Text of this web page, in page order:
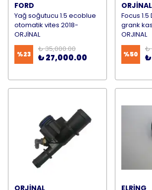
FORD
Yağ soğutucu 1.5 ecoblue
otomatik vites 2018-
ORJİNAL
%23
₺ 35,000.00
₺ 27,000.00
ORJİNAL
Focus
grank
ORJINAL
%50
₺
₺
ORJİNAL ELRİNG